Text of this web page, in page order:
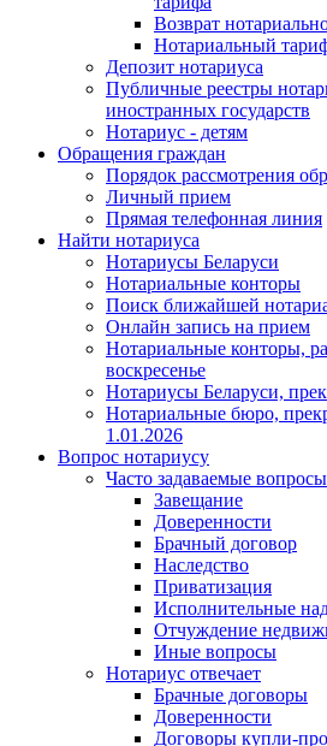
Возврат
Нотариальный
Депозит нотариуса
Публичные реестры
иностранных государств
Нотариус - детям
Обращения граждан
Порядок рассмотрения
Личный прием
Прямая телефонная линия
Найти нотариуса
Нотариусы Беларуси
Нотариальные конторы
Поиск ближайшей
Онлайн запись на прием
Нотариальные конторы,
воскресенье
Нотариусы Беларуси,
Нотариальные бюро,
1.01.2026
Вопрос нотариусу
Часто задаваемые вопросы
Завещание
Доверенности
Брачный договор
Наследство
Приватизация
Исполнительные
Отчуждение
Иные вопросы
Нотариус отвечает
Брачные договоры
Доверенности
Договоры купли-